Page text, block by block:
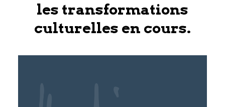
les transformations
culturelles en cours.